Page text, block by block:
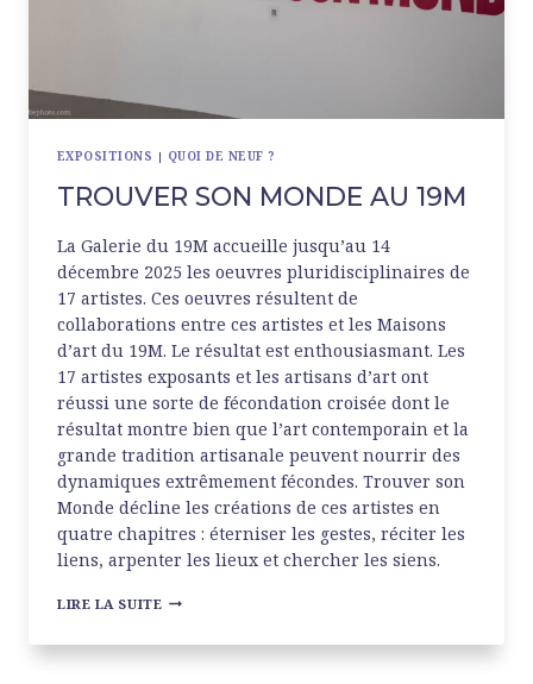
EXPOSITIONS | QUOI DE NEUF ?
TROUVER SON MONDE AU 19M
La Galerie du 19M accueille jusqu’au 14
décembre 2025 les oeuvres pluridisciplinaires de
17 artistes. Ces oeuvres résultent de
collaborations entre ces artistes et les Maisons
d’art du 19M. Le résultat est enthousiasmant. Les
17 artistes exposants et les artisans d’art ont
réussi une sorte de fécondation croisée dont le
résultat montre bien que l’art contemporain et la
grande tradition artisanale peuvent nourrir des
dynamiques extrêmement fécondes. Trouver son
Monde décline les créations de ces artistes en
quatre chapitres : éterniser les gestes, réciter les
liens, arpenter les lieux et chercher les siens.
LIRE LA SUITE TROUVER